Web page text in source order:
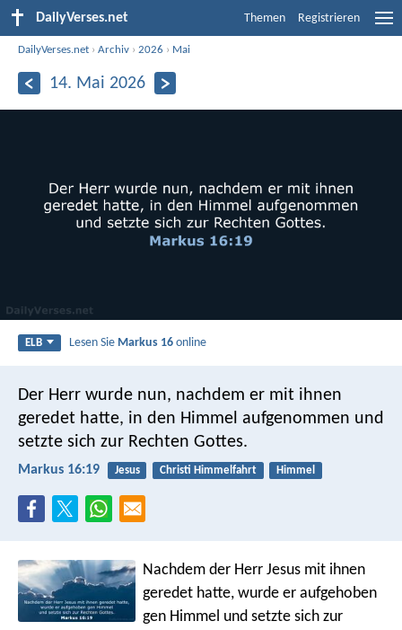
DailyVerses.net Themen Registrieren
DailyVerses.net ›Archiv ›2026 › Mai
14. Mai 2026
ELB Lesen Sie Markus 16 online
Der Herr wurde nun, nachdem er mit ihnen
geredet hatte, in den Himmel aufgenommen und
setzte sich zur Rechten Gottes.
Markus 16:19 Jesus Christi Himmelfahrt Himmel
Nachdem der Herr Jesus mit ihnen
geredet hatte, wurde er aufgehoben
gen Himmel und setzte sich zur